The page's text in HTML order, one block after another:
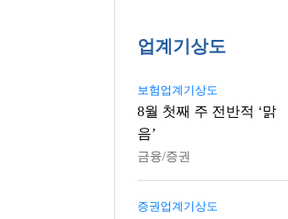
업계기상도
보험업계기상도
8월 첫째 주 전반적 ‘맑
음’
금융/증권
증권업계기상도